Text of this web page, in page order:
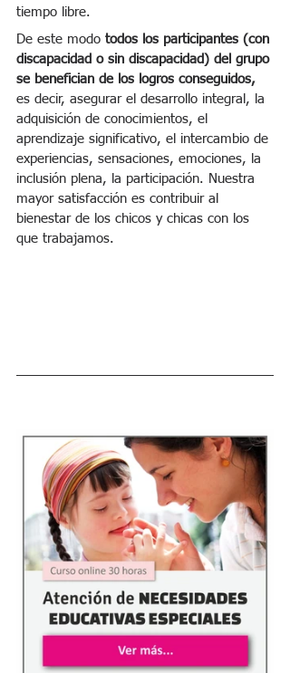
tiempo libre.
De este modo todos los participantes (con
discapacidad o sin discapacidad) del grupo
se benefician de los logros conseguidos,
es decir, asegurar el desarrollo integral, la
adquisición de conocimientos, el
aprendizaje significativo, el intercambio de
experiencias, sensaciones, emociones, la
inclusión plena, la participación. Nuestra
mayor satisfacción es contribuir al
bienestar de los chicos y chicas con los
que trabajamos.